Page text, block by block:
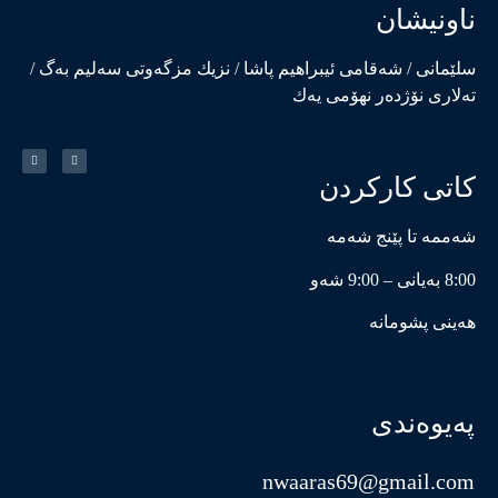
ناونیشان
سلێمانی / شەقامی ئیبراهیم پاشا / نزیك مزگەوتی سەلیم بەگ /
تەلاری نۆژدەر نهۆمی یەك
کاتی کارکردن
شەممە تا پێنج شەمە
8:00 بەیانی – 9:00 شەو
هەینی پشومانە
پەیوەندی
nwaaras69@gmail.com